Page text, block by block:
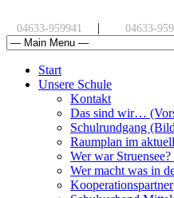
04633-959941 | 04633-
Start
Unsere Schule
Kontakt
Das sind wir…
Schulrundgang
Raumplan im
Wer war
Wer macht was in
Kooperationspartner